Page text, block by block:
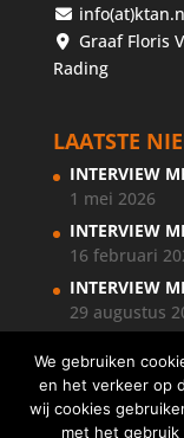
Graaf Floris
Rading
LAATSTE
INTERVIEW
1 mei 2026
INTERVIEW
16 februari
INTERVIEW
29 augustus
We gebruiken
en het verkeer op
wij cookies
met het gebruik